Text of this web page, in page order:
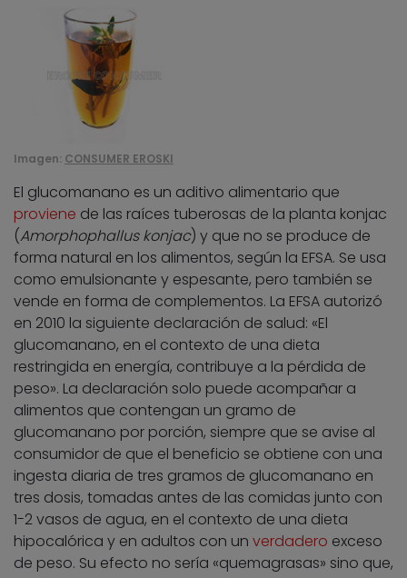
Imagen: CONSUMER EROSKI
El glucomanano es un aditivo alimentario que
proviene de las raíces tuberosas de la planta konjac
(Amorphophallus konjac) y que no se produce de
forma natural en los alimentos, según la EFSA. Se usa
como emulsionante y espesante, pero también se
vende en forma de complementos. La EFSA autorizó
en 2010 la siguiente declaración de salud: «El
glucomanano, en el contexto de una dieta
restringida en energía, contribuye a la pérdida de
peso». La declaración solo puede acompañar a
alimentos que contengan un gramo de
glucomanano por porción, siempre que se avise al
consumidor de que el beneficio se obtiene con una
ingesta diaria de tres gramos de glucomanano en
tres dosis, tomadas antes de las comidas junto con
1-2 vasos de agua, en el contexto de una dieta
hipocalórica y en adultos con un verdadero exceso
de peso. Su efecto no sería «quemagrasas» sino que,